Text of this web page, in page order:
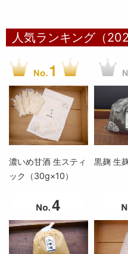
人気ランキング（
濃いめ甘酒 生スティ
ック（30g×10）
黒麹 生